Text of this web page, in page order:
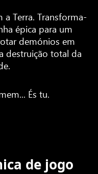
a Terra. Transforma-
épica para um
demónios em
destruição total da
És tu.
de jogo